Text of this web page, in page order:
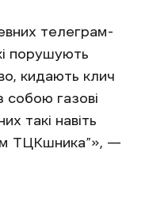
телеграм-
порушують
кидають клич
собою газові
такі навіть
ТЦКшника”», —